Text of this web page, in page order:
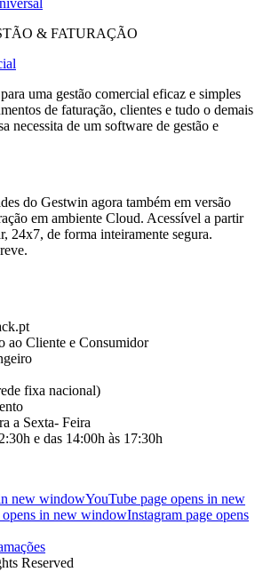
& FATURAÇÃO
uma gestão comercial eficaz e simples
de faturação, clientes e tudo o demais
necessita de um software de gestão e
do Gestwin agora também em versão
em ambiente Cloud. Acessível a partir
24x7, de forma inteiramente segura.
ao Cliente e Consumidor
fixa nacional)
a Sexta- Feira
e das 14:00h às 17:30h
new windowYouTube page opens in new
in new windowInstagram page opens
Reserved